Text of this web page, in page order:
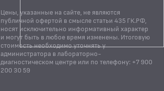
Цены, указанные на сайте, не являются
публичной офертой в смысле статьи 435 ГК.РФ,
носят исключительно информативный характер
и могут быть в любое время изменены. Итоговую
стоимость необходимо уточнять у
администратора в лабораторно-
диагностическом центре или по телефону: +7 900
200 30 59